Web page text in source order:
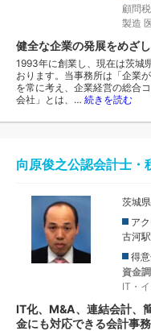
顧問
製造
健全な企業の発展をめざ
1993年に創業し、現在は茨城
おります。当事務所は「企業
を常に考え、企業経営の総合
会社」とは、… 続きを読む
向原俊之公認会計士・
茨城
ア
古河
得
資金
IT・
IT化、M&A、連結会計、
金にも対応できる会計事